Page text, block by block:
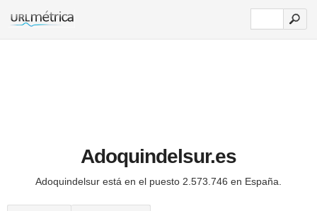
Adoquindelsur.es
Adoquindelsur está en el puesto 2.573.746 en España.